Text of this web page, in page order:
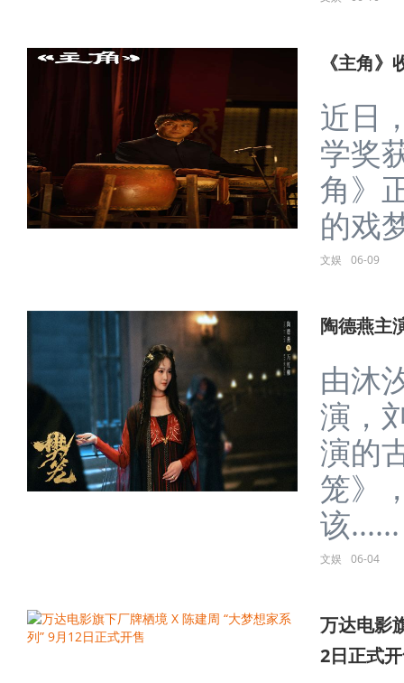
《主角
近日
学奖
角》
的戏
文娱 06-09
陶德燕主
由沐
演，
演的
笼》
该......
文娱 06-04
万达电影
2日正式